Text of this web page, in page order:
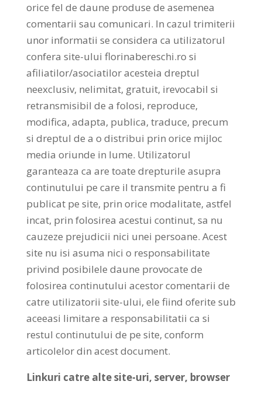
orice fel de daune produse de asemenea
comentarii sau comunicari. In cazul trimiterii
unor informatii se considera ca utilizatorul
confera site-ului florinabereschi.ro si
afiliatilor/asociatilor acesteia dreptul
neexclusiv, nelimitat, gratuit, irevocabil si
retransmisibil de a folosi, reproduce,
modifica, adapta, publica, traduce, precum
si dreptul de a o distribui prin orice mijloc
media oriunde in lume. Utilizatorul
garanteaza ca are toate drepturile asupra
continutului pe care il transmite pentru a fi
publicat pe site, prin orice modalitate, astfel
incat, prin folosirea acestui continut, sa nu
cauzeze prejudicii nici unei persoane. Acest
site nu isi asuma nici o responsabilitate
privind posibilele daune provocate de
folosirea continutului acestor comentarii de
catre utilizatorii site-ului, ele fiind oferite sub
aceeasi limitare a responsabilitatii ca si
restul continutului de pe site, conform
articolelor din acest document.
Linkuri catre alte site-uri, server, browser